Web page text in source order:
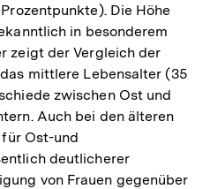
Die Höhe
in besonderem
zeigt der Vergleich der
mittlere Lebensalter (35
zwischen Ost und
Auch bei den älteren
Ost-und
deutlicherer
von Frauen gegenüber